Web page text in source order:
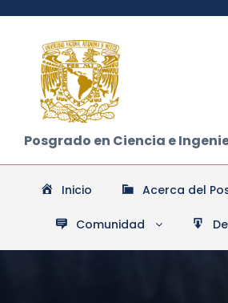
Posgrado en Ciencia e
Inicio Acerca del
Comunidad